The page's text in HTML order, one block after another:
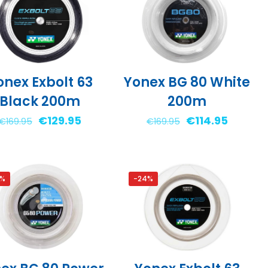
Exbolt 63
Black 200m
169.95 Oorspronkelijke
€169.95.
€129.95Huidige
Yonex BG 80 White
200m
€169.95 Oorspronkelijke
€169.95.
€114.95Huidige
-24%